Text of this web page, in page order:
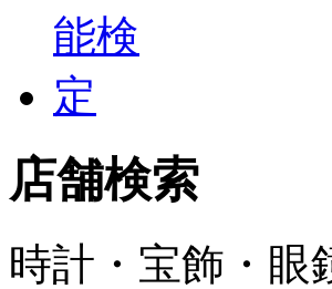
店舗検索
時計・宝飾・眼